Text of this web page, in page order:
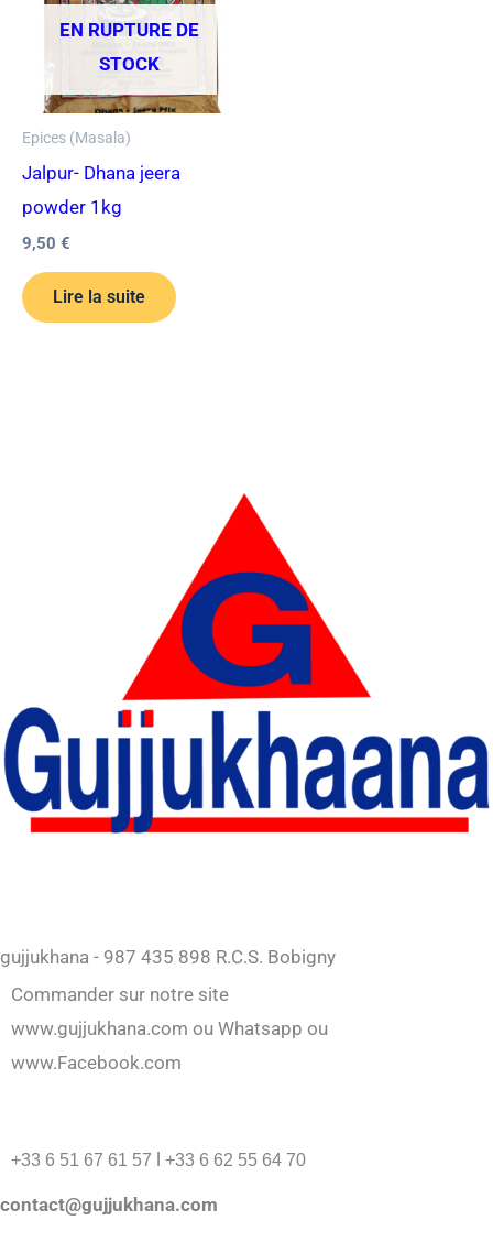
EN RUPTURE DE
STOCK
Epices (Masala)
Jalpur- Dhana jeera
powder 1kg
9,50 €
Lire la suite
gujjukhana - 987 435 898 R.C.S. Bobigny
Commander sur notre site
www.gujjukhana.com ou Whatsapp ou
www.Facebook.com
+33 6 51 67 61 57 l +33 6 62 55 64 70
contact@gujjukhana.com